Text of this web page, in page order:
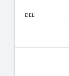
DELİ